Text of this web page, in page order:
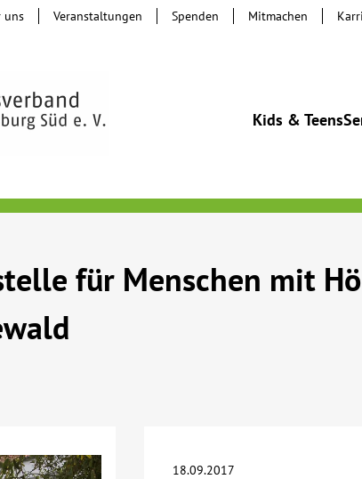
Kids & Teens
uns Veranstaltungen Spenden Mitmachen
für Menschen mit
18.09.2017